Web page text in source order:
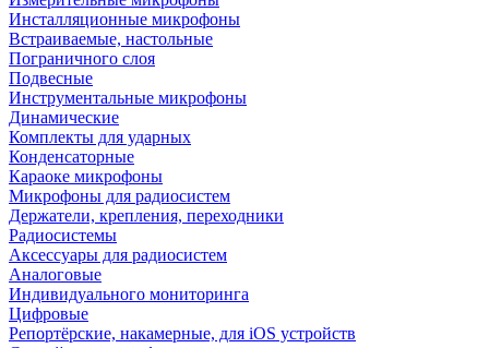
Инсталляционные микрофоны
Встраиваемые, настольные
Пограничного слоя
Подвесные
Инструментальные микрофоны
Динамические
Комплекты для ударных
Конденсаторные
Караоке микрофоны
Микрофоны для радиосистем
Держатели, крепления, переходники
Радиосистемы
Аксессуары для радиосистем
Аналоговые
Индивидуального мониторинга
Цифровые
Репортёрские, накамерные, для iOS устройств